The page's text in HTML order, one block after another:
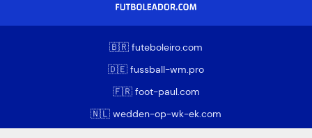
🇧🇷 futeboleiro.com
🇩🇪 fussball-wm.pro
🇫🇷 foot-paul.com
🇳🇱 wedden-op-wk-ek.com